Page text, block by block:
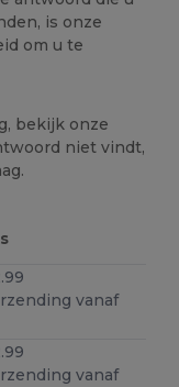
is onze
om u te
bekijk onze
niet vindt,
vanaf
vanaf